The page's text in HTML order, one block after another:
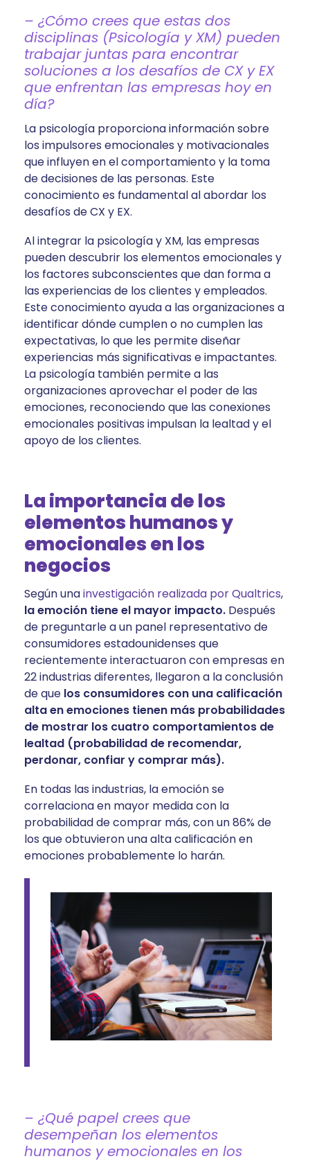
– ¿Cómo crees que estas dos
disciplinas (Psicología y XM) pueden
trabajar juntas para encontrar
soluciones a los desafíos de CX y EX
que enfrentan las empresas hoy en
día?
La psicología proporciona información sobre
los impulsores emocionales y motivacionales
que influyen en el comportamiento y la toma
de decisiones de las personas. Este
conocimiento es fundamental al abordar los
desafíos de CX y EX.
Al integrar la psicología y XM, las empresas
pueden descubrir los elementos emocionales y
los factores subconscientes que dan forma a
las experiencias de los clientes y empleados.
Este conocimiento ayuda a las organizaciones a
identificar dónde cumplen o no cumplen las
expectativas, lo que les permite diseñar
experiencias más significativas e impactantes.
La psicología también permite a las
organizaciones aprovechar el poder de las
emociones, reconociendo que las conexiones
emocionales positivas impulsan la lealtad y el
apoyo de los clientes.
La importancia de los
elementos humanos y
emocionales en los
negocios
Según unainvestigación realizada por Qualtrics,
la emoción tiene el mayor impacto. Después
de preguntarle a un panel representativo de
consumidores estadounidenses que
recientemente interactuaron con empresas en
22 industrias diferentes, llegaron a la conclusión
de que los consumidores con una calificación
alta en emociones tienen más probabilidades
de mostrar los cuatro comportamientos de
lealtad (probabilidad de recomendar,
perdonar, confiar y comprar más).
En todas las industrias, la emoción se
correlaciona en mayor medida con la
probabilidad de comprar más, con un 86% de
los que obtuvieron una alta calificación en
emociones probablemente lo harán.
– ¿Qué papel crees que
desempeñan los elementos
humanos y emocionales en los